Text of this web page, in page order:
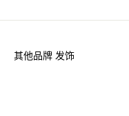
其他品牌 发饰